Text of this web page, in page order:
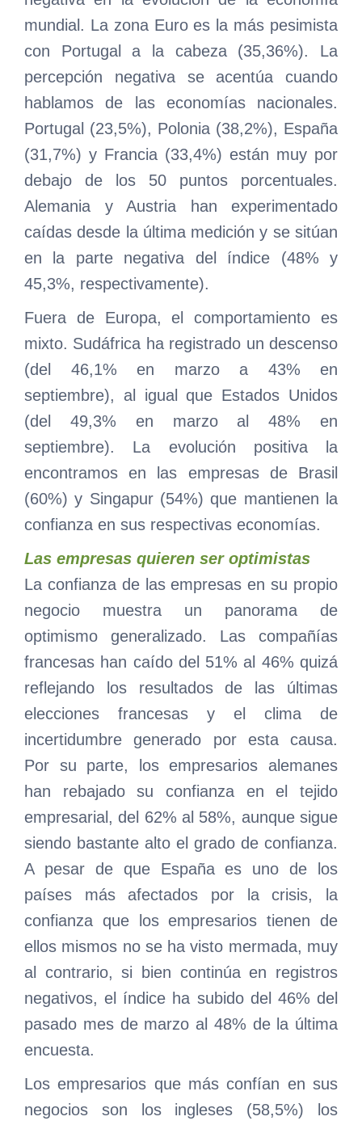
mundial. La zona Euro es la más pesimista
con Portugal a la cabeza (35,36%). La
percepción negativa se acentúa cuando
hablamos de las economías nacionales.
Portugal (23,5%), Polonia (38,2%), España
(31,7%) y Francia (33,4%) están muy por
debajo de los 50 puntos porcentuales.
Alemania y Austria han experimentado
caídas desde la última medición y se sitúan
en la parte negativa del índice (48% y
45,3%, respectivamente).
Fuera de Europa, el comportamiento es
mixto. Sudáfrica ha registrado un descenso
(del 46,1% en marzo a 43% en
septiembre), al igual que Estados Unidos
(del 49,3% en marzo al 48% en
septiembre). La evolución positiva la
encontramos en las empresas de Brasil
(60%) y Singapur (54%) que mantienen la
confianza en sus respectivas economías.
Las empresas quieren ser optimistas
La confianza de las empresas en su propio
negocio muestra un panorama de
optimismo generalizado. Las compañías
francesas han caído del 51% al 46% quizá
reflejando los resultados de las últimas
elecciones francesas y el clima de
incertidumbre generado por esta causa.
Por su parte, los empresarios alemanes
han rebajado su confianza en el tejido
empresarial, del 62% al 58%, aunque sigue
siendo bastante alto el grado de confianza.
A pesar de que España es uno de los
países más afectados por la crisis, la
confianza que los empresarios tienen de
ellos mismos no se ha visto mermada, muy
al contrario, si bien continúa en registros
negativos, el índice ha subido del 46% del
pasado mes de marzo al 48% de la última
encuesta.
Los empresarios que más confían en sus
negocios son los ingleses (58,5%) los